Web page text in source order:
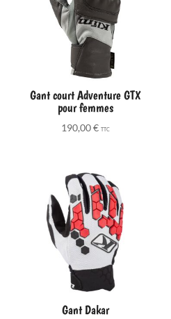
Gant court Adventure GTX
pour femmes
190,00€ TTC
Gant Dakar